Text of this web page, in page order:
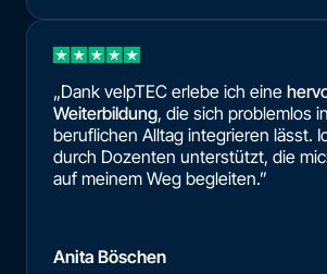
„Dank velpTEC erlebe ich eine
Weiterbildung, die sich problemlos
beruflichen Alltag integrieren lässt.
durch Dozenten unterstützt, die
auf meinem Weg begleiten.”
Anita Böschen